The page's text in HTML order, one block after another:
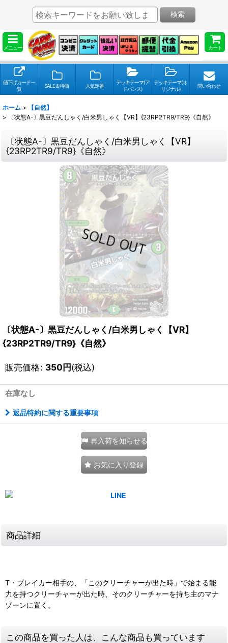
メニュー カート
検索
値下げカード一
覧
SALE＆特価 人気定番
デッキテーマ(ア
ドバンス)
デッキテーマ(オ
リジナル)
問い合わせ
ホーム >
【自然】
>
〔状態A-〕黒豆だんしゃく/白米男しゃく【VR】{23RP2TR9/TR9}《自然》
〔状態A-〕黒豆だんしゃく/白米男しゃく【VR】
{23RP2TR9/TR9}《自然》
〔状態A-〕黒豆だんしゃく/白米男しゃく【VR】
{23RP2TR9/TR9}《自然》
販売価格: 350円(税込)
在庫なし
返品特約に関する重要事項
再入荷を知らせる
お気に入り登録
商品詳細
T・ブレイカー相手の、「このクリーチャーが出た時」で始まる能
力を持つクリーチャーが出た時、そのクリーチャーを持ち主のマナ
ゾーンに置く。
この商品を買った人は、こんな商品も買っています